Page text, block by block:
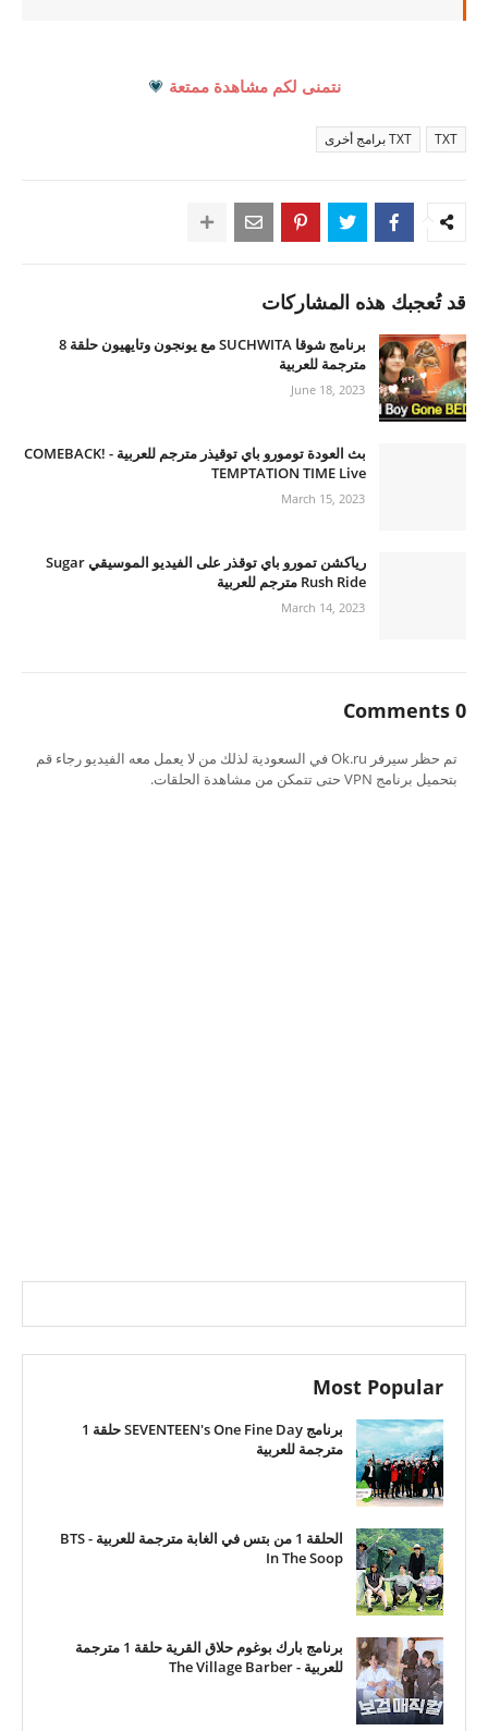
نتمنى لكم مشاهدة ممتعة 💗
TXT TXT برامج أخرى
قد تُعجبك هذه المشاركات
برنامج شوقا SUCHWITA مع يونجون وتايهيون حلقة 8
مترجمة للعربية
June 18, 2023
بث العودة تومورو باي توقيذر مترجم للعربية - COMEBACK!
TEMPTATION TIME Live
March 15, 2023
رياكشن تمورو باي توقذر على الفيديو الموسيقي Sugar
Rush Ride مترجم للعربية
March 14, 2023
0 Comments
تم حظر سيرفر Ok.ru في السعودية لذلك من لا يعمل معه الفيديو رجاء قم
بتحميل برنامج VPN حتى تتمكن من مشاهدة الحلقات.
Most Popular
برنامج SEVENTEEN's One Fine Day حلقة 1
مترجمة للعربية
الحلقة 1 من بتس في الغابة مترجمة للعربية - BTS
In The Soop
برنامج بارك بوغوم حلاق القرية حلقة 1 مترجمة
للعربية - The Village Barber